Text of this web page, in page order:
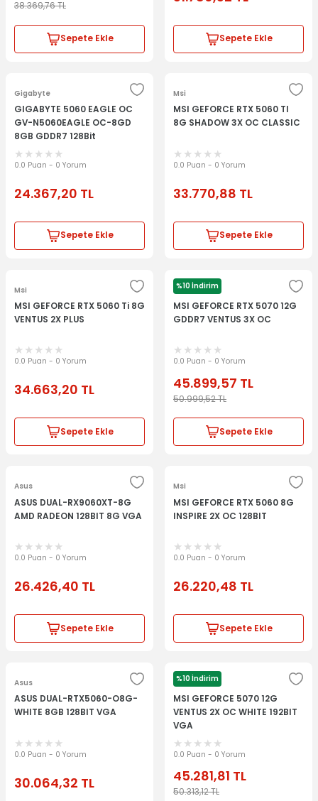
38.369,76TL
Sepete Ekle Sepete Ekle
Gigabyte
GIGABYTE 5060 EAGLE OC
GV-N5060EAGLE OC-8GD
8GB GDDR7 128Bit
0.0 Puan - 0 Yorum
24.367,20 TL
Sepete Ekle
Msi
MSI GEFORCE RTX 5060 TI
8G SHADOW 3X OC CLASSIC
0.0 Puan - 0 Yorum
33.770,88 TL
Sepete Ekle
Msi
MSI GEFORCE RTX 5060 Ti 8G
VENTUS 2X PLUS
0.0 Puan - 0 Yorum
34.663,20 TL
Sepete Ekle
%10 İndirim
Msi
MSI GEFORCE RTX 5070 12G
GDDR7 VENTUS 3X OC
0.0 Puan - 0 Yorum
45.899,57 TL
50.999,52TL
Sepete Ekle
Asus
ASUS DUAL-RX9060XT-8G
AMD RADEON 128BIT 8G VGA
0.0 Puan - 0 Yorum
26.426,40 TL
Sepete Ekle
Msi
MSI GEFORCE RTX 5060 8G
INSPIRE 2X OC 128BIT
0.0 Puan - 0 Yorum
26.220,48 TL
Sepete Ekle
Asus
ASUS DUAL-RTX5060-O8G-
WHITE 8GB 128BIT VGA
0.0 Puan - 0 Yorum
30.064,32 TL
%10 İndirim
Msi
MSI GEFORCE 5070 12G
VENTUS 2X OC WHITE 192BIT
VGA
0.0 Puan - 0 Yorum
45.281,81 TL
50.313,12TL